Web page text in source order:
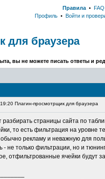
Правила • FAQ
Профиль • Войти и
для браузера
Плагин-просмотрщик для браузера
разбирать страницы сайта по
то есть фильтрация на уровне
рекламу и неважную для
- не только фильтрации, но и
отфильтрованные ячейки будут